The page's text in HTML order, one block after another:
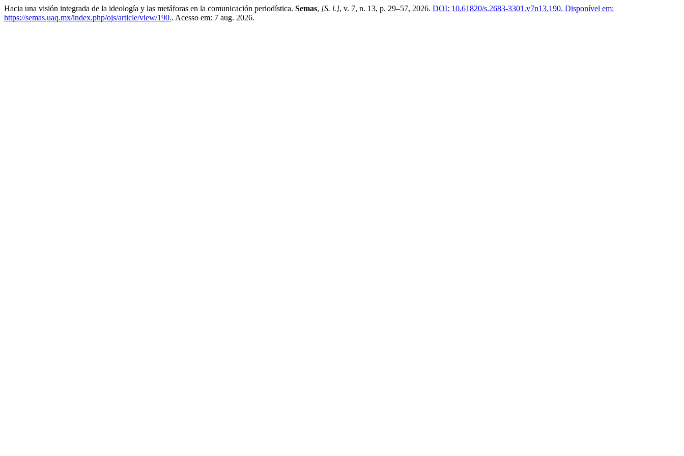
Hacia una visión integrada de la ideología y las metáforas en la comunicación periodística. Semas, [S. l.], v. 7, n. 13, p. 29–57, 2026. DOI: 10.61820/s.2683-3301.v7n13.190. Disponível em:
https://semas.uaq.mx/index.php/ojs/article/view/190.. Acesso em: 7 aug. 2026.